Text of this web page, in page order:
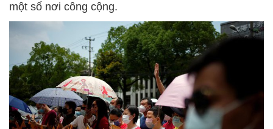
một số nơi công cộng.